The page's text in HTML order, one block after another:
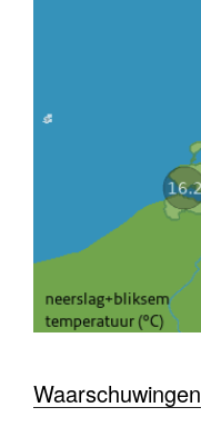
Waarschuwingen